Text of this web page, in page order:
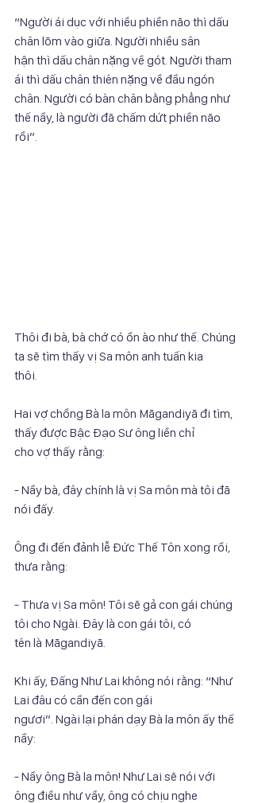
“Người ái dục với nhiều phiền não thì dấu
chân lõm vào giữa. Người nhiều sân
hận thì dấu chân nặng về gót. Người tham
ái thì dấu chân thiên nặng về đầu ngón
chân. Người có bàn chân bằng phẳng như
thế nầy, là người đã chấm dứt phiền não
rồi”.
Thôi đi bà, bà chớ có ồn ào như thế. Chúng
ta sẽ tìm thấy vị Sa môn anh tuấn kia
thôi.
Hai vợ chồng Bà la môn Māgandiyā đi tìm,
thấy được Bậc Đạo Sư ông liền chỉ
cho vợ thấy rằng:
- Nầy bà, đây chính là vị Sa môn mà tôi đã
nói đấy.
Ông đi đến đảnh lễ Đức Thế Tôn xong rồi,
thưa rằng:
- Thưa vị Sa môn! Tôi sẽ gả con gái chúng
tôi cho Ngài. Đây là con gái tôi, có
tên là Māgandiyā.
Khi ấy, Đấng Như Lai không nói rằng: “Như
Lai đâu có cần đến con gái
ngươi”. Ngài lại phán dạy Bà la môn ấy thế
nầy:
- Nầy ông Bà la môn! Như Lai sẽ nói với
ông điều như vầy, ông có chịu nghe